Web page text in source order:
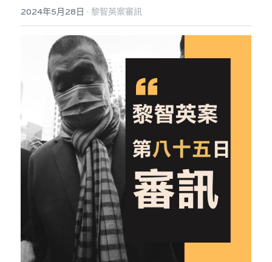
美西媒體謊言實錄
宏福‧革新
宏福苑聽證會
宏福火災正視聽
記錄．宏福苑火災
港聞
國際
反華推手你要知
反華推手懶人包
民主派騙案十式
反華推手起底
美西霸凌內幕
KOL 專欄
林淑芳專欄
屈穎妍專欄
朱庭萱專欄
絕密法庭檔案
醫院口岸爆炸案
屠龍小隊案
吃喝玩指南
2024年5月28日 · 黎智英案審訊